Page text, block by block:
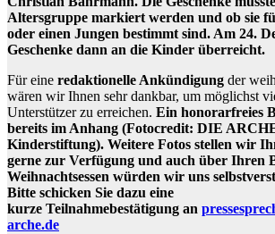
Altersgruppe markiert werden und ob sie
oder einen Jungen bestimmt sind. Am 24.
Geschenke dann an die Kinder überreicht.
Für eine redaktionelle Ankündigung der
wären wir Ihnen sehr dankbar, um möglichst
Unterstützer zu erreichen. Ein honorarfreies
bereits im Anhang (Fotocredit: DIE
Kinderstiftung). Weitere Fotos stellen wir
gerne zur Verfügung und auch über Ihren
Weihnachtsessen würden wir uns
Bitte schicken Sie dazu eine
kurze Teilnahmebestätigung an
arche.de